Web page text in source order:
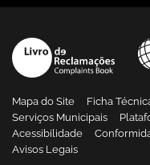
Mapa do Site Ficha
Serviços Municipais
Acessibilidade
Avisos Legais